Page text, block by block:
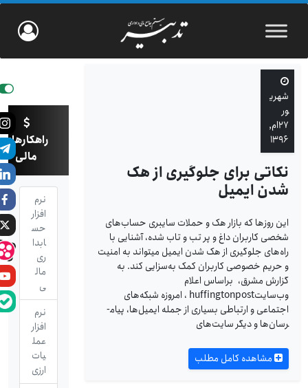
شهری
ور
۲۷ام,
۱۳۹۶
نکاتی برای جلوگیری از هک
شدن ایمیل
این روزها که بازار هک و حملات سایبری حساب‌های
شخصی کاربران داغ و پر تب و تاب شده، آشنایی با
راه‌های جلوگیری از هک شدن ایمیل می­تواند به امنیت
و حریم خصوصی کاربران کمک به‌سزایی کند. به
گزارش مشرق، براساس اعلام
وب‌سایتhuffingtonpost ، امروزه شبکه‌های
اجتماعی و ارتباطی بسیاری از جمله ایمیل‌ها، پیام­
رسان‌ها و دیگر سایت‌های
مشاهده کامل مطلب
راهکارهای
مالی
نرم
افزار
حس
ابدا
ری
مال
ی
نرم
افزار
عمل
یات
ارزی